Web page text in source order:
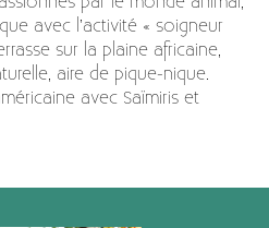
avec l’activité « soigneur
sur la plaine africaine,
aire de pique-nique.
avec Saïmiris et